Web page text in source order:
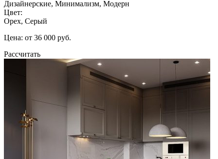
Дизайнерские, Минимализм, Модерн
Цвет:
Орех, Серый
Цена: от 36 000 руб.
Рассчитать